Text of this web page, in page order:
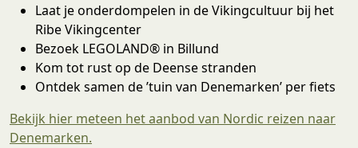
Laat je onderdompelen in de Vikingcultuur bij het
Ribe Vikingcenter
Bezoek LEGOLAND® in Billund
Kom tot rust op de Deense stranden
Ontdek samen de ’tuin van Denemarken’ per fiets
Bekijk hier meteen het aanbod van Nordic reizen naar
Denemarken.